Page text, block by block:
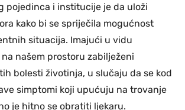
pojedinca i institucije je da uloži
kako bi se spriječila mogućnost
situacija. Imajući u vidu
našem prostoru zabilježeni
bolesti životinja, u slučaju da se kod
simptomi koji upućuju na trovanje
je hitno se obratiti ljekaru.